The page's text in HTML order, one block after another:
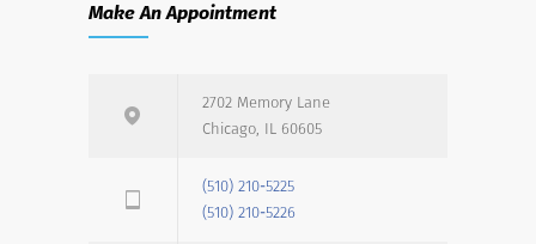
Make An Appointment
2702 Memory Lane
Chicago, IL 60605
(510) 210-5225
(510) 210-5226